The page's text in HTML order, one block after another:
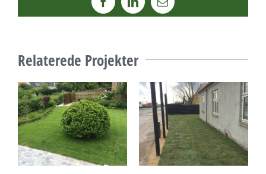
FacebookLinkedInE-
mail
Relaterede Projekter